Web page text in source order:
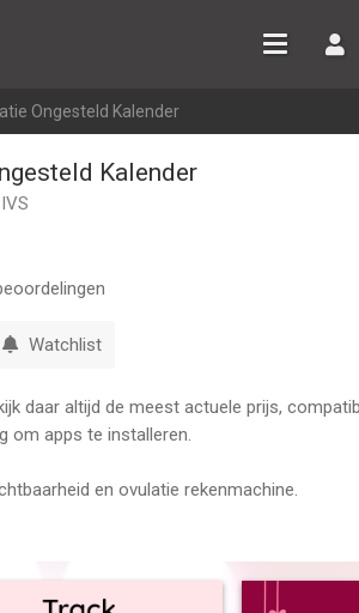
Ongesteld Kalender
Kalender
Watchlist
daar altijd de meest actuele prijs,
om apps te installeren.
en ovulatie rekenmachine.